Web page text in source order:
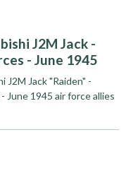
J2M Jack -
- June 1945
J2M Jack "Raiden" -
June 1945 air force allies